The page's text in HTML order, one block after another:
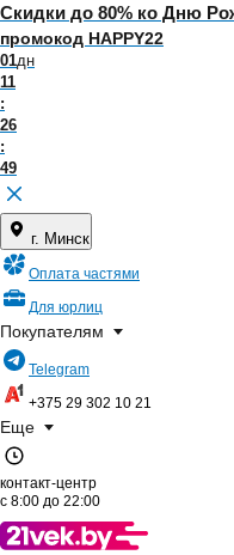
Скидки до 80% ко Дню
промокод HAPPY22
01дн
11
:
26
:
49
г. Минск
Оплата частями
Для юрлиц
Покупателям
Telegram
+375 29 302 10 21
Еще
контакт-центр
с 8:00 до 22:00